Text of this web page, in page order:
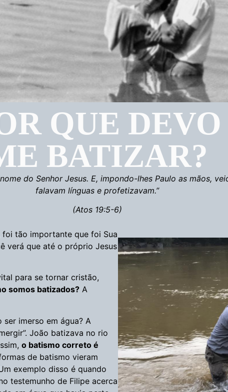
QUE DEVO
BATIZAR?
do Senhor Jesus. E, impondo-lhes Paulo as mãos,
falavam línguas e profetizavam.”
(Atos 19:5-6)
foi tão importante que foi Sua
verá que até o próprio Jesus
para se tornar cristão,
somos batizados? A
imerso em água? A
João batizava no rio
o batismo correto é
de batismo vieram
exemplo disso é quando
testemunho de Filipe acerca